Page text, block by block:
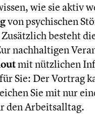
wie sie aktiv
von psychischen
besteht
nachhaltigen
mit nützlichen
Sie: Der Vortrag
Sie mit nur
den Arbeitsalltag.